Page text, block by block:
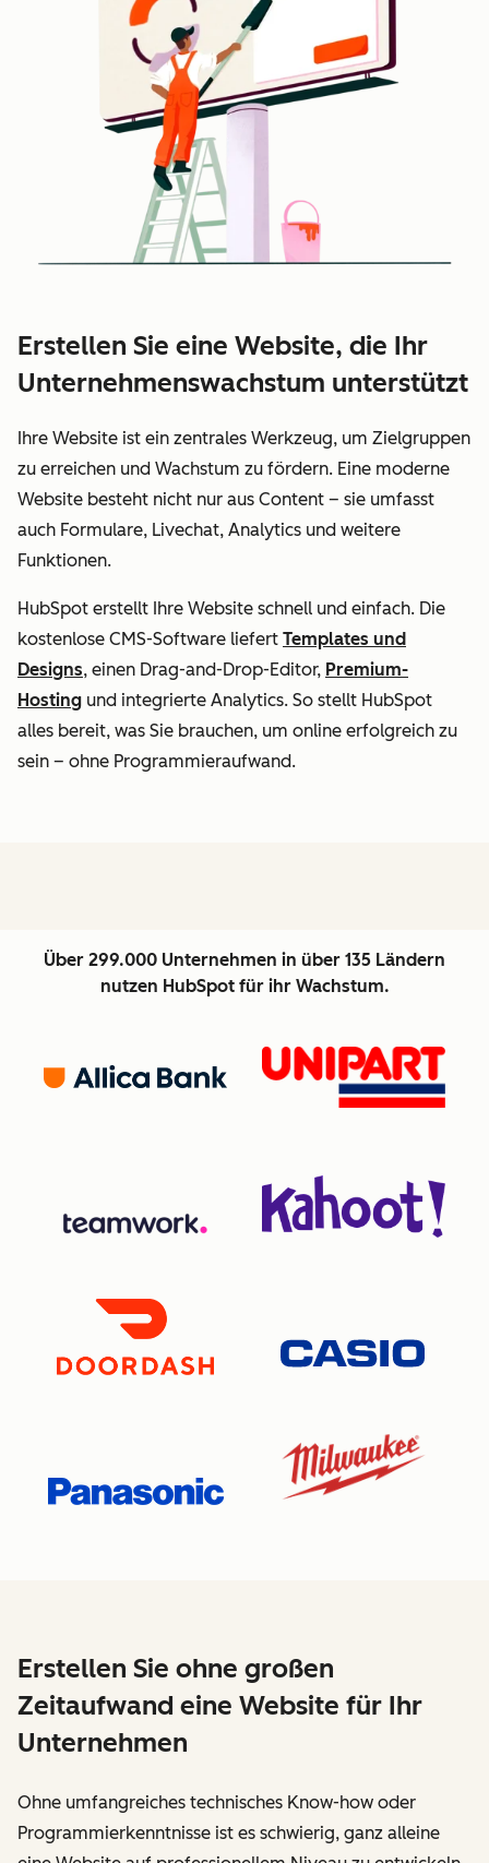
Erstellen Sie eine Website, die Ihr
Unternehmenswachstum unterstützt
Ihre Website ist ein zentrales Werkzeug, um Zielgruppen
zu erreichen und Wachstum zu fördern. Eine moderne
Website besteht nicht nur aus Content – sie umfasst
auch Formulare, Livechat, Analytics und weitere
Funktionen.
HubSpot erstellt Ihre Website schnell und einfach. Die
kostenlose CMS-Software liefert Templates und
Designs, einen Drag-and-Drop-Editor, Premium-
Hosting und integrierte Analytics. So stellt HubSpot
alles bereit, was Sie brauchen, um online erfolgreich zu
sein – ohne Programmieraufwand.
Über 299.000 Unternehmen in über 135 Ländern
nutzen HubSpot für ihr Wachstum.
Erstellen Sie ohne großen
Zeitaufwand eine Website für Ihr
Unternehmen
Ohne umfangreiches technisches Know-how oder
Programmierkenntnisse ist es schwierig, ganz alleine